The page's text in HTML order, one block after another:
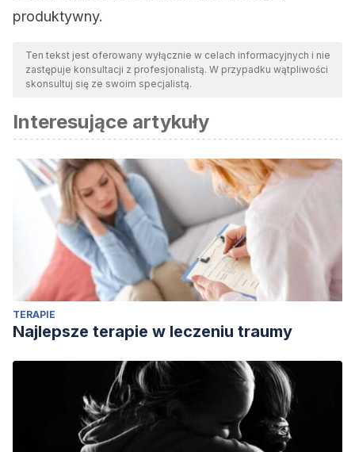
produktywny.
Ten tekst jest oferowany wyłącznie w celach informacyjnych i nie
zastępuje konsultacji z profesjonalistą. W przypadku wątpliwości
skonsultuj się ze swoim specjalistą.
Interesujące artykuły
TERAPIE
Najlepsze terapie w leczeniu traumy